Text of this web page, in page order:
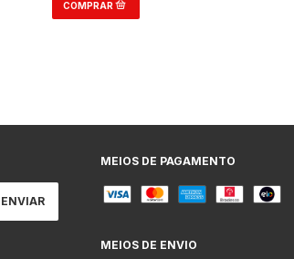
MEIOS DE PAGAMENTO
MEIOS DE ENVIO